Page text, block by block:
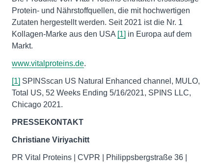
Protein- und Nährstoffquellen, die mit hochwertigen
Zutaten hergestellt werden. Seit 2021 ist die Nr. 1
Kollagen-Marke aus den USA [1] in Europa auf dem
Markt.
www.vitalproteins.de.
[1] SPINSscan US Natural Enhanced channel, MULO,
Total US, 52 Weeks Ending 5/16/2021, SPINS LLC,
Chicago 2021.
PRESSEKONTAKT
Christiane Viriyachitt
PR Vital Proteins | CVPR | Philippsbergstraße 36 |